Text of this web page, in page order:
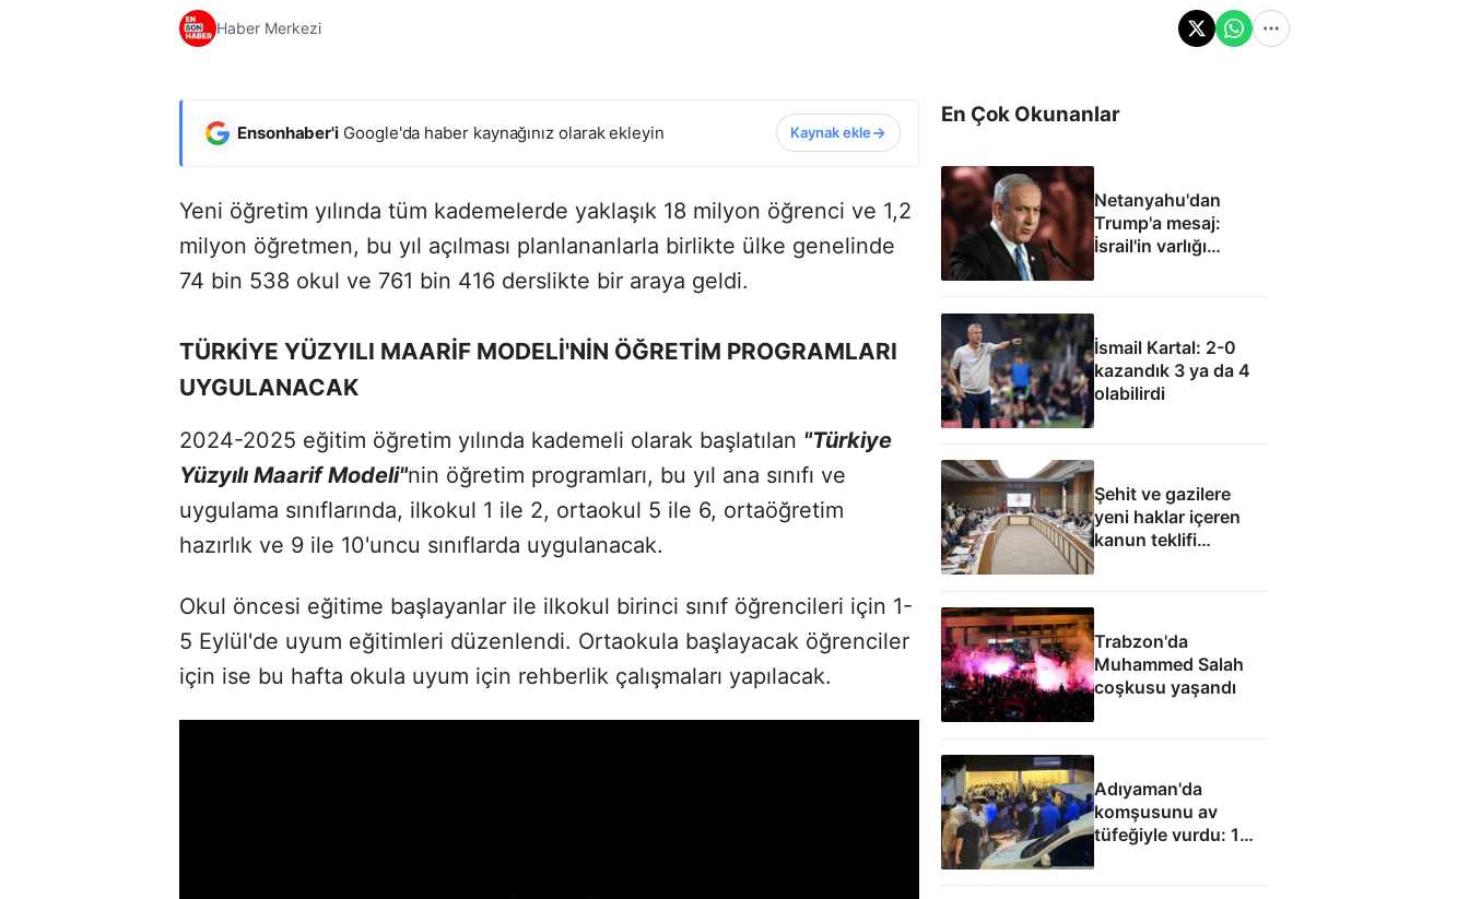
Haber Merkezi
Ensonhaber'i Google'da haber kaynağınız olarak ekleyin Kaynak ekle
Yeni öğretim yılında tüm kademelerde yaklaşık 18 milyon öğrenci ve 1,2
milyon öğretmen, bu yıl açılması planlananlarla birlikte ülke genelinde
74 bin 538 okul ve 761 bin 416 derslikte bir araya geldi.
TÜRKİYE YÜZYILI MAARİF MODELİ'NİN ÖĞRETİM PROGRAMLARI
UYGULANACAK
2024-2025 eğitim öğretim yılında kademeli olarak başlatılan "Türkiye
Yüzyılı Maarif Modeli"nin öğretim programları, bu yıl ana sınıfı ve
uygulama sınıflarında, ilkokul 1 ile 2, ortaokul 5 ile 6, ortaöğretim
hazırlık ve 9 ile 10'uncu sınıflarda uygulanacak.
Okul öncesi eğitime başlayanlar ile ilkokul birinci sınıf öğrencileri için 1-
5 Eylül'de uyum eğitimleri düzenlendi. Ortaokula başlayacak öğrenciler
için ise bu hafta okula uyum için rehberlik çalışmaları yapılacak.
En Çok Okunanlar
Netanyahu'dan
Trump'a mesaj:
İsrail'in varlığı
İsmail Kartal: 2-0
kazandık 3 ya da 4
olabilirdi
Şehit ve gazilere
yeni haklar içeren
kanun teklifi
komisyondan geçti
Trabzon'da
Muhammed Salah
coşkusu yaşandı
Adıyaman'da
komşusunu av
tüfeğiyle vurdu: 1